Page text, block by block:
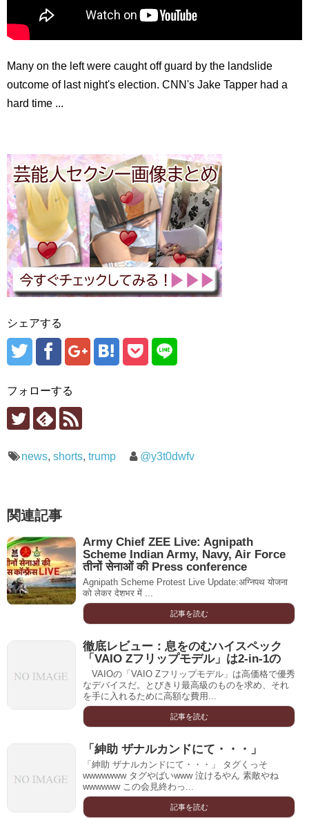
Many on the left were caught off guard by the landslide
outcome of last night's election. CNN's Jake Tapper had a
hard time ...
シェアする
フォローする
news, shorts, trump @y3t0dwfv
関連記事
Army Chief ZEE Live: Agnipath
Scheme Indian Army, Navy, Air Force
तीनों सेनाओं की Press conference
Agnipath Scheme Protest Live Update:अग्निपथ योजना
को लेकर देशभर में ...
記事を読む
徹底レビュー：息をのむハイスペック
「VAIO Zフリップモデル」は2-in-1の
VAIOの「VAIO Zフリップモデル」は高価格で優秀
なデバイスだ。とびきり最高級のものを求め、それ
を手に入れるために高額な費用...
記事を読む
「紳助 ザナルカンドにて・・・」
「紳助 ザナルカンドにて・・・」 タグくっそ
wwwwwww タグやばいwww 泣けるやん 素敵やね
wwwwww この会見終わっ...
記事を読む